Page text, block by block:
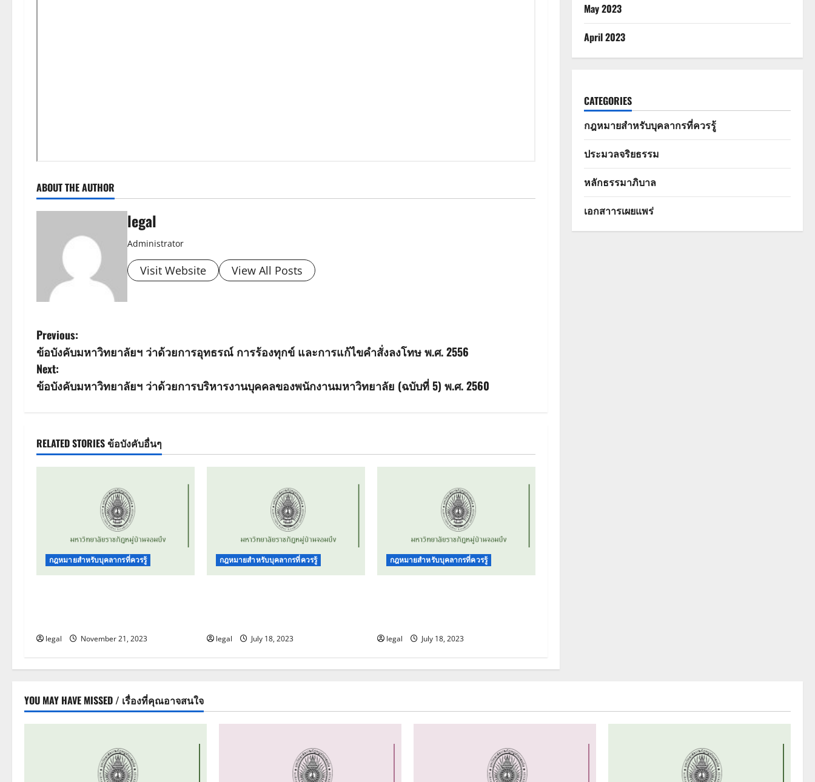
ABOUT THE AUTHOR
legal
Administrator
Visit Website View All Posts
P
o
s
n
a
o
n
Previous:
ข้อบังคับมหาวิทยาลัยฯ ว่าด้วยการอุทธรณ์ การร้องทุกข์ และการแก้ไขคำสั่งลงโทษ พ.ศ. 2556
Next:
ข้อบังคับมหาวิทยาลัยฯ ว่าด้วยการบริหารงานบุคคลของพนักงานมหาวิทยาลัย (ฉบับที่ 5) พ.ศ. 2560
RELATED STORIES ข้อบังคับอื่นๆ
กฎหมายสำหรับบุคลากรที่ควรรู้
legal November 21, 2023
กฎหมายสำหรับบุคลากรที่ควรรู้
legal July 18, 2023
กฎหมายสำหรับบุคลากรที่ควรรู้
legal July 18, 2023
May 2023
April 2023
CATEGORIES
กฎหมายสำหรับบุคลากรที่ควรรู้
ประมวลจริยธรรม
หลักธรรมาภิบาล
เอกสาารเผยแพร่
YOU MAY HAVE MISSED / เรื่องที่คุณอาจสนใจ